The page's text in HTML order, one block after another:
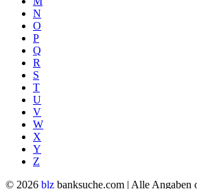
N
O
P
Q
R
S
T
U
V
W
X
Y
Z
© 2026 blz banksuche.com | Alle Angaben